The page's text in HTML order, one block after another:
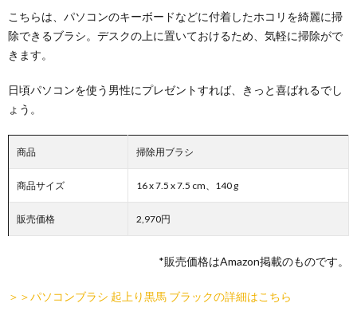
こちらは、パソコンのキーボードなどに付着したホコリを綺麗に掃
除できるブラシ。デスクの上に置いておけるため、気軽に掃除がで
きます。
日頃パソコンを使う男性にプレゼントすれば、きっと喜ばれるでし
ょう。
商品 掃除用ブラシ
商品サイズ 16 x 7.5 x 7.5 cm、140 g
販売価格 2,970円
*販売価格はAmazon掲載のものです。
＞＞パソコンブラシ 起上り黒馬 ブラックの詳細はこちら